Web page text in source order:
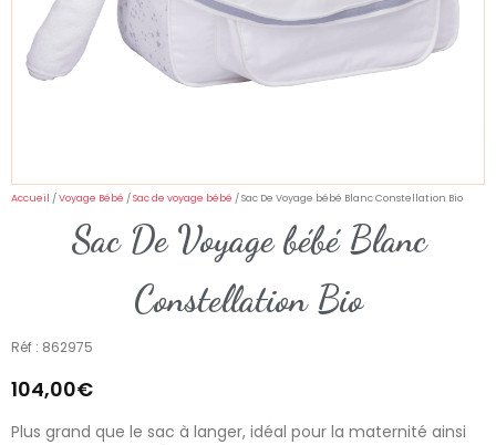
Accueil /Voyage Bébé /Sac de voyage bébé / Sac De Voyage bébé Blanc Constellation Bio
Sac De Voyage bébé Blanc
Constellation Bio
Réf : 862975
104,00€
Plus grand que le sac à langer, idéal pour la maternité ainsi